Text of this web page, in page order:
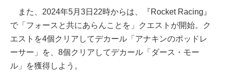
また、2024年5月3日22時からは、『Rocket Racing』
で「フォースと共にあらんことを」クエストが開始。ク
エストを4個クリアしてデカール「アナキンのポッドレ
ーサー」を、8個クリアしてデカール「ダース・モー
ル」を獲得しよう。